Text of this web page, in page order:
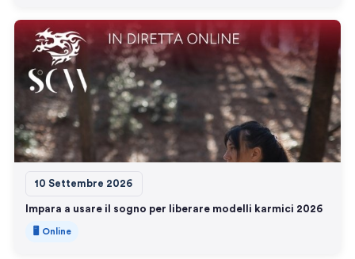
10 Settembre 2026
Impara a usare il sogno per liberare modelli karmici 2026
🖥️ Online